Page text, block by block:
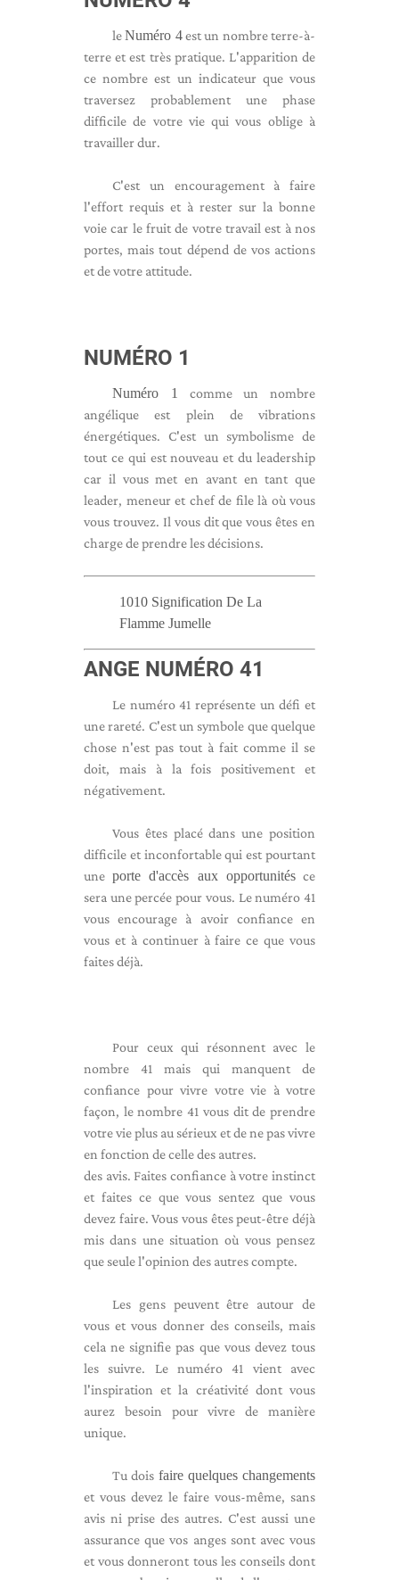
leNuméro 4est un nombre terre-à-
terre et est très pratique. L'apparition de
ce nombre est un indicateur que vous
traversez probablement une phase
difficile de votre vie qui vous oblige à
travailler dur.
C'est un encouragement à faire
l'effort requis et à rester sur la bonne
voie car le fruit de votre travail est à nos
portes, mais tout dépend de vos actions
et de votre attitude.
NUMÉRO 1
Numéro 1
comme un nombre
angélique est plein de vibrations
énergétiques. C'est un symbolisme de
tout ce qui est nouveau et du leadership
car il vous met en avant en tant que
leader, meneur et chef de file là où vous
vous trouvez. Il vous dit que vous êtes en
charge de prendre les décisions.
1010 Signification De La
Flamme Jumelle
ANGE NUMÉRO 41
Le numéro 41 représente un défi et
une rareté. C'est un symbole que quelque
chose n'est pas tout à fait comme il se
doit, mais à la fois positivement et
négativement.
Vous êtes placé dans une position
difficile et inconfortable qui est pourtant
uneporte d'accès aux opportunitésce
sera une percée pour vous. Le numéro 41
vous encourage à avoir confiance en
vous et à continuer à faire ce que vous
faites déjà.
Pour ceux qui résonnent avec le
nombre 41 mais qui manquent de
confiance pour vivre votre vie à votre
façon, le nombre 41 vous dit de prendre
votre vie plus au sérieux et de ne pas vivre
en fonction de celle des autres.
des avis. Faites confiance à votre instinct
et faites ce que vous sentez que vous
devez faire. Vous vous êtes peut-être déjà
mis dans une situation où vous pensez
que seule l'opinion des autres compte.
Les gens peuvent être autour de
vous et vous donner des conseils, mais
cela ne signifie pas que vous devez tous
les suivre. Le numéro 41 vient avec
l'inspiration et la créativité dont vous
aurez besoin pour vivre de manière
unique.
Tu dois faire quelques changements
et vous devez le faire vous-même, sans
avis ni prise des autres. C'est aussi une
assurance que vos anges sont avec vous
et vous donneront tous les conseils dont